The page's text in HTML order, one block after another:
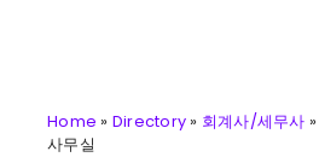
Home » Directory » 회계사/세무사 »
사무실